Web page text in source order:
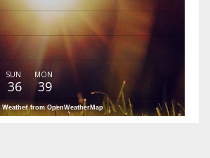
SUN
36
MON
39
Weather from OpenWeatherMap